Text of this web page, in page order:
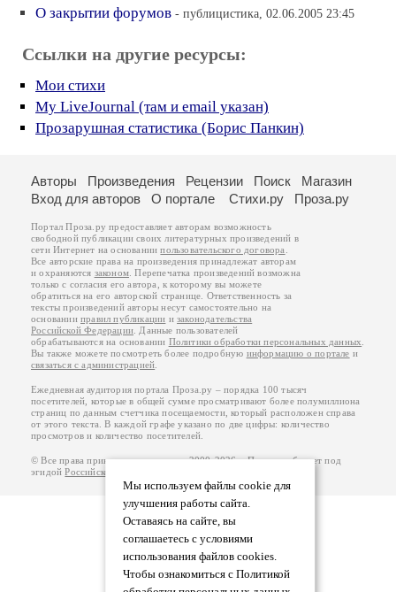
О закрытии форумов - публицистика, 02.06.2005 23:45
Ссылки на другие ресурсы:
Мои стихи
My LiveJournal (там и email указан)
Прозарушная статистика (Борис Панкин)
Мы используем файлы cookie для
улучшения работы сайта.
Оставаясь на сайте, вы
соглашаетесь с условиями
использования файлов cookies.
Чтобы ознакомиться с Политикой
Авторы Произведения Рецензии Поиск
Магазин
Вход для авторов
О портале Стихи.ру Проза.ру
Портал Проза.ру предоставляет авторам возможность
свободной публикации своих литературных произведений в
сети Интернет на основаниипользовательского договора
Все авторские права на произведения принадлежат авторам
и охраняются законом . Перепечатка произведений возможна
только с согласия его автора, к которому вы можете
обратиться на его авторской странице. Ответственность за
тексты произведений авторы несут самостоятельно на
основанииправил публикации изаконодательства
Российской Федерации . Данные пользователей
обрабатываются на основании Политики обработки персональных данных
Вы также можете посмотреть более подробную информацию о портале и
связаться с администрацией
Ежедневная аудитория портала Проза.ру – порядка 100 тысяч
посетителей, которые в общей сумме просматривают более полумиллиона
страниц по данным счетчика посещаемости, который расположен справа
от этого текста. В каждой графе указано по две цифры: количество
просмотров и количество посетителей.
© Все права принадлежат авторам, 2000-2026. Портал работает под
эгидойРоссийского союза писателей